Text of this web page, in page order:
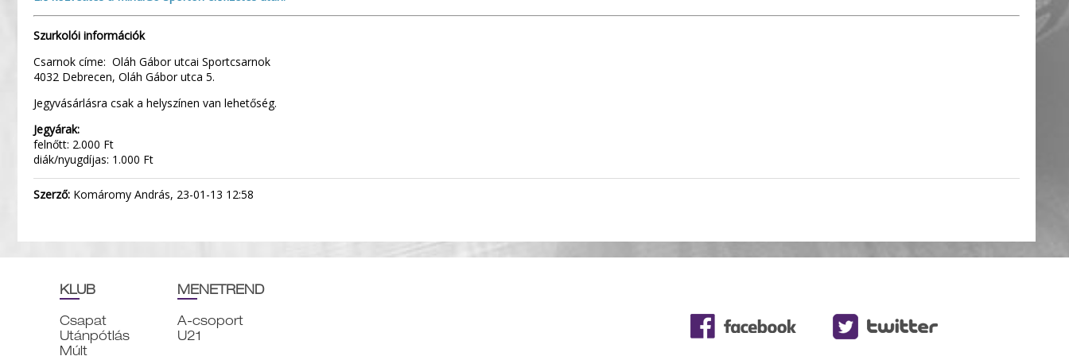
Szurkolói információk
Csarnok címe: Oláh Gábor utcai Sportcsarnok
4032 Debrecen, Oláh Gábor utca 5.
Jegyvásárlásra csak a helyszínen van lehetőség.
Jegyárak:
felnőtt: 2.000 Ft
diák/nyugdíjas: 1.000 Ft
Szerző: Komáromy András, 23-01-13 12:58
KLUB
Csapat
Utánpótlás
Múlt
MENETREND
A-csoport
U21